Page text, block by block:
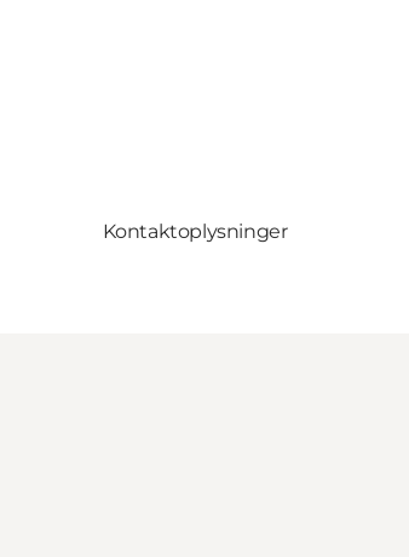
Kontaktoplysninger